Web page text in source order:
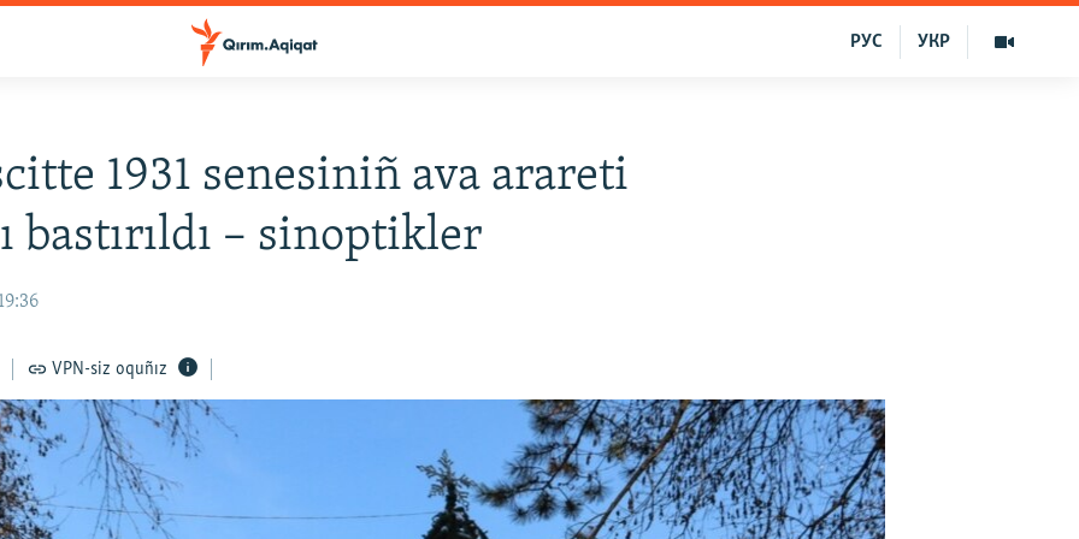
УКР
РУС
1931 senesiniñ ava arareti
bastırıldı – sinoptikler
VPN-siz oquñız